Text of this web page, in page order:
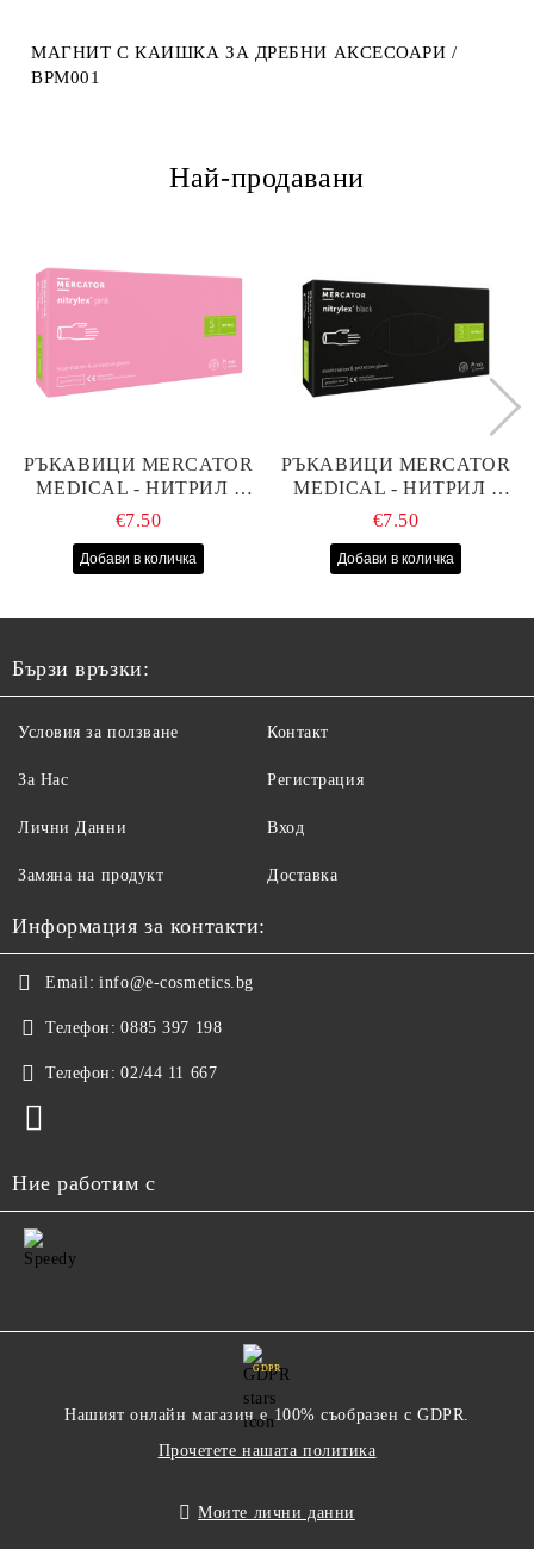
МАГНИТ С КАИШКА ЗА ДРЕБНИ АКСЕСОАРИ /
BPM001
Най-продавани
РЪКАВИЦИ MERCATOR
MEDICAL - НИТРИЛ -
РОЗОВИ - S - 100БР
€7.50
РЪКАВИЦИ MERCATOR
MEDICAL - НИТРИЛ -
ЧЕРНИ - S - 100БР
€7.50
Бързи връзки:
Условия за ползване
За Нас
Лични Данни
Замяна на продукт
Контакт
Регистрация
Вход
Доставка
Информация за контакти:
Email: info@e-cosmetics.bg
Телефон: 0885 397 198
Телефон: 02/44 11 667
Ние работим с
GDPR
Нашият онлайн магазин е 100% съобразен с GDPR.
Прочетете нашата политика
Моите лични данни